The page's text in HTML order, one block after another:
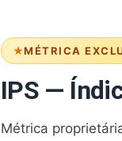
MÉTRICA
IPS —
Métrica